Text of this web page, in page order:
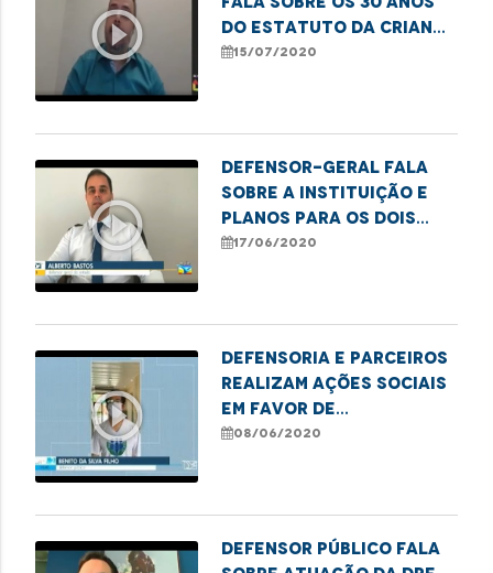
play_circle_outline
do Estatuto da Criança
e do Adolescente
15/07/2020
play_circle_outline
Defensor-geral fala
sobre a instituição e
planos para os dois
próximos anos de
17/06/2020
play_circle_outline
Defensoria e parceiros
realizam ações sociais
em favor de
vulneráveis durante a
08/06/2020
Defensor público fala